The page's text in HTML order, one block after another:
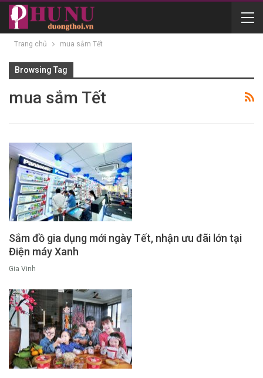
Trang chủ mua sắm Tết
Browsing Tag
mua sắm Tết
Sắm đồ gia dụng mới ngày Tết, nhận ưu đãi lớn tại
Điện máy Xanh
Gia Vinh